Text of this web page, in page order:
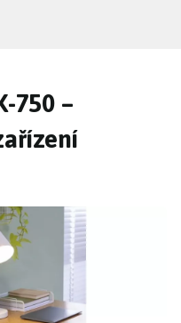
750 –